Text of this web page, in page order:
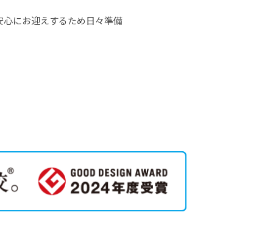
にお迎えするため日々準備